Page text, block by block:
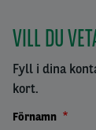
VILL DU
Fyll i dina
kort.
Förnamn